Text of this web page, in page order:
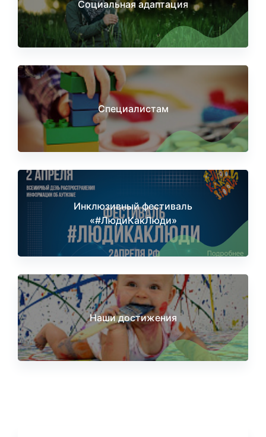
Социальная адаптация
Специалистам
Инклюзивный фестиваль
«#ЛюдиКакЛюди»
Наши достижения